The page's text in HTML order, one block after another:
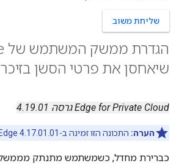
שליחת משוב
שיאחסן את פרטי הסשן
Edge for Private Cloud גרסה 4.19.01
הערה: התכונה הזו זמינה ב-Edge 4.17.01.01 ובהמשך.